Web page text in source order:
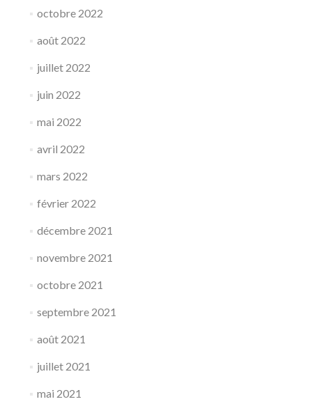
octobre 2022
août 2022
juillet 2022
juin 2022
mai 2022
avril 2022
mars 2022
février 2022
décembre 2021
novembre 2021
octobre 2021
septembre 2021
août 2021
juillet 2021
mai 2021